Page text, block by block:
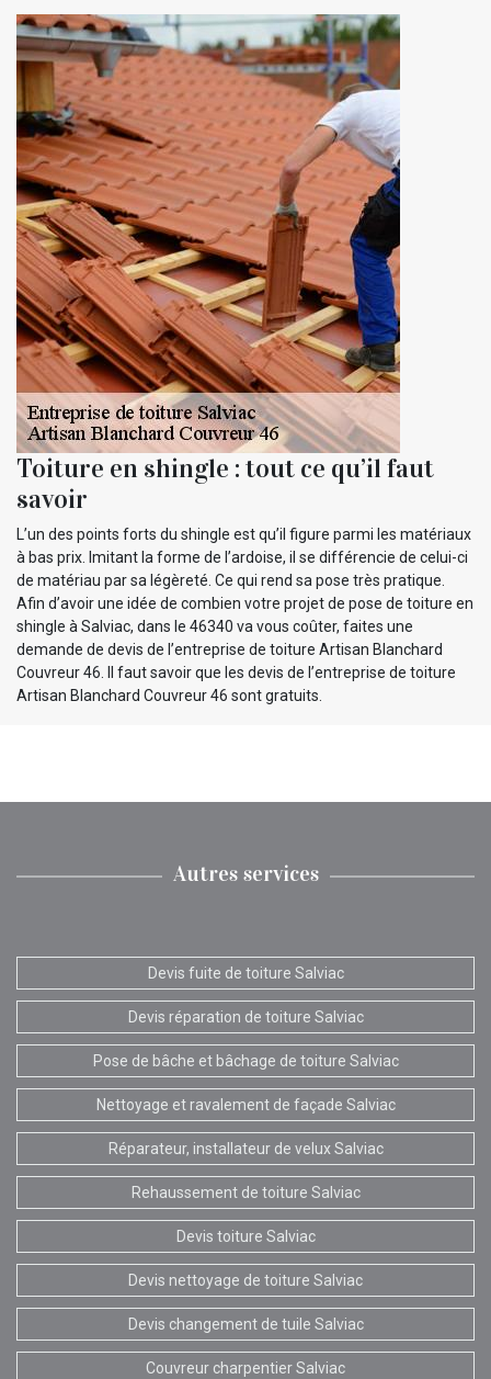
Toiture en shingle : tout ce qu’il faut
savoir
L’un des points forts du shingle est qu’il figure parmi les matériaux
à bas prix. Imitant la forme de l’ardoise, il se différencie de celui-ci
de matériau par sa légèreté. Ce qui rend sa pose très pratique.
Afin d’avoir une idée de combien votre projet de pose de toiture en
shingle à Salviac, dans le 46340 va vous coûter, faites une
demande de devis de l’entreprise de toiture Artisan Blanchard
Couvreur 46. Il faut savoir que les devis de l’entreprise de toiture
Artisan Blanchard Couvreur 46 sont gratuits.
Autres services
Devis fuite de toiture Salviac
Devis réparation de toiture Salviac
Pose de bâche et bâchage de toiture Salviac
Nettoyage et ravalement de façade Salviac
Réparateur, installateur de velux Salviac
Rehaussement de toiture Salviac
Devis toiture Salviac
Devis nettoyage de toiture Salviac
Devis changement de tuile Salviac
Couvreur charpentier Salviac